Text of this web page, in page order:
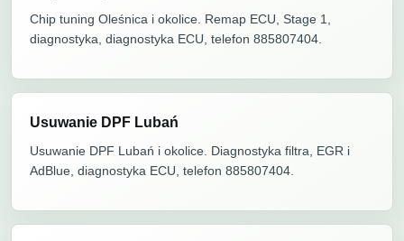
Chip tuning Oleśnica i okolice. Remap ECU, Stage 1,
diagnostyka, diagnostyka ECU, telefon 885807404.
Usuwanie DPF Lubań
Usuwanie DPF Lubań i okolice. Diagnostyka filtra, EGR i
AdBlue, diagnostyka ECU, telefon 885807404.